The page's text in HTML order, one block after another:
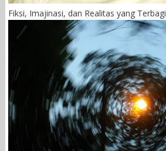
Fiksi, Imajinasi, dan Realitas yang Terbagi